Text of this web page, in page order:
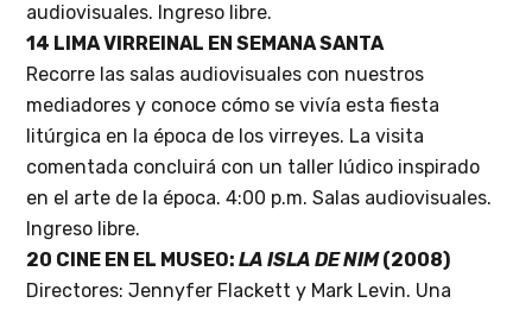
audiovisuales. Ingreso libre.
14 LIMA VIRREINAL EN SEMANA SANTA
Recorre las salas audiovisuales con nuestros
mediadores y conoce cómo se vivía esta fiesta
litúrgica en la época de los virreyes. La visita
comentada concluirá con un taller lúdico inspirado
en el arte de la época.4:00 p.m. Salas audiovisuales.
Ingreso libre.
20 CINE EN EL MUSEO:LA ISLA DE NIM(2008)
Directores: Jennyfer Flackett y Mark Levin. Una